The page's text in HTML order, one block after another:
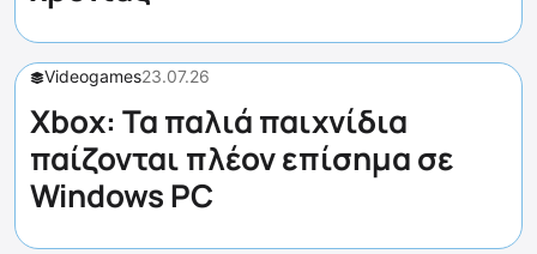
Videogames23.07.26
Xbox: Τα παλιά παιχνίδια
παίζονται πλέον επίσημα σε
Windows PC